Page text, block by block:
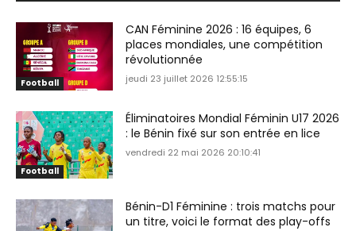
Football
CAN Féminine 2026 : 16 équipes, 6
places mondiales, une compétition
révolutionnée
jeudi 23 juillet 2026 12:55:15
Football
Éliminatoires Mondial Féminin U17 2026
: le Bénin fixé sur son entrée en lice
vendredi 22 mai 2026 20:10:41
Bénin-D1 Féminine : trois matchs pour
un titre, voici le format des play-offs